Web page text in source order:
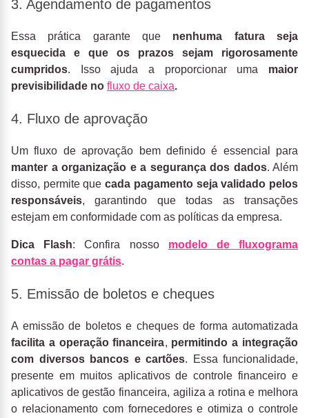
3. Agendamento de pagamentos
Essa prática garante que nenhuma fatura seja
esquecida e que os prazos sejam rigorosamente
cumpridos. Isso ajuda a proporcionar uma maior
previsibilidade no fluxo de caixa.
4. Fluxo de aprovação
Um fluxo de aprovação bem definido é essencial para
manter a organização e a segurança dos dados. Além
disso, permite quecada pagamento seja validado pelos
responsáveis, garantindo que todas as transações
estejam em conformidade com as políticas da empresa.
Dica Flash: Confira nosso modelo de fluxograma
contas a pagar grátis.
5. Emissão de boletos e cheques
A emissão de boletos e cheques de forma automatizada
facilita a operação financeira, permitindo a integração
com diversos bancos e cartões. Essa funcionalidade,
presente em muitos aplicativos de controle financeiro e
aplicativos de gestão financeira, agiliza a rotina e melhora
o relacionamento com fornecedores e otimiza o controle